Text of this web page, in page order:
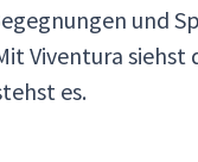
und
Viventura siehst
es.